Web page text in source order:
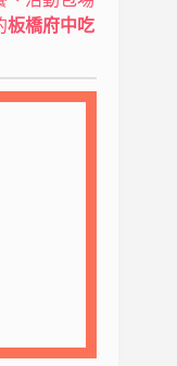
板橋府中吃